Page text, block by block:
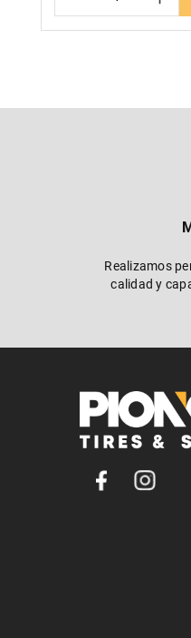
Realizamos
calidad y